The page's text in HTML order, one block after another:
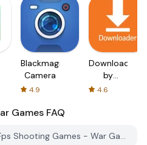
Blackmagic
Camera
4.9
Downloader
by
AFTVnews
4.6
Games FAQ
¿Cómo puedo descargar Fps Shooting Games - War Games desde PGYER APK HUB?